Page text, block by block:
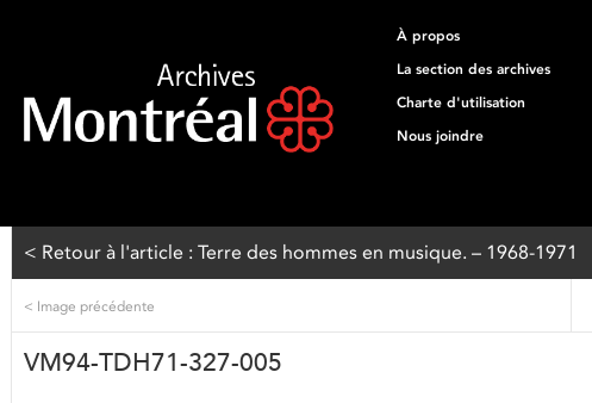
À propos
La section des archives
Charte d'utilisation
Nous joindre
< Retour à l'article : Terre des hommes en musique. – 1968-1971
< Image précédente
VM94-TDH71-327-005